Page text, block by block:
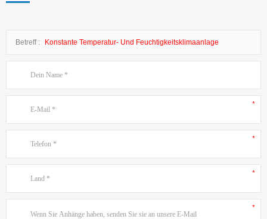
Betreff : Konstante Temperatur- Und Feuchtigkeitsklimaanlage